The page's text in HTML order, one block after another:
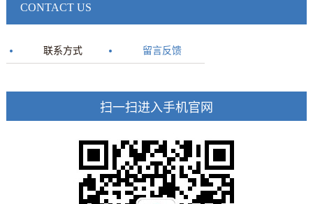
CONTACT US
联系方式 留言反馈
扫一扫进入手机官网